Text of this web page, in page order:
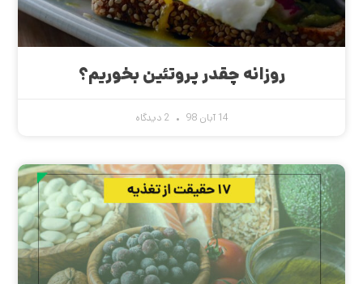
روزانه چقدر پروتئین بخوریم؟
14 آبان 98